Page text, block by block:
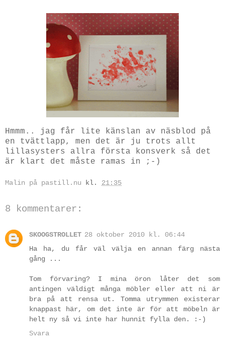
Hmmm.. jag får lite känslan av näsblod på
en tvättlapp, men det är ju trots allt
lillasysters allra första konsverk så det
är klart det måste ramas in ;-)
Malin på pastill.nu kl. 21:35
8 kommentarer:
SKOOGSTROLLET 28 oktober 2010 kl. 06:44
Ha ha, du får väl välja en annan färg nästa
gång ...
Tom förvaring? I mina öron låter det som
antingen väldigt många möbler eller att ni är
bra på att rensa ut. Tomma utrymmen existerar
knappast här, om det inte är för att möbeln är
helt ny så vi inte har hunnit fylla den. :-)
Svara